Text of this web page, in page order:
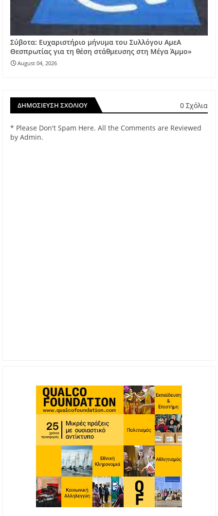
Σύβοτα: Ευχαριστήριο μήνυμα του Συλλόγου ΑμεΑ
Θεσπρωτίας για τη θέση στάθμευσης στη Μέγα Άμμο»
August 04, 2026
ΔΗΜΟΣΊΕΥΣΗ ΣΧΟΛΊΟΥ 0 Σχόλια
* Please Don't Spam Here. All the Comments are Reviewed
by Admin.